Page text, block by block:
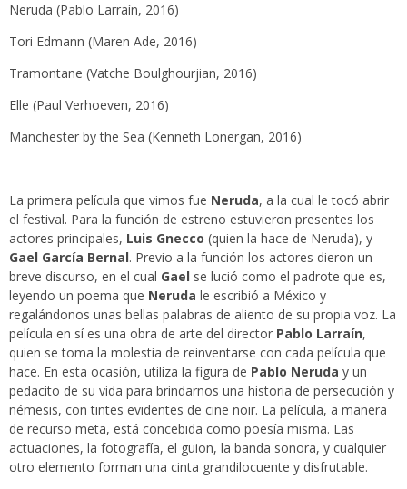
Neruda (Pablo Larraín, 2016)
Tori Edmann (Maren Ade, 2016)
Tramontane (Vatche Boulghourjian, 2016)
Elle (Paul Verhoeven, 2016)
Manchester by the Sea (Kenneth Lonergan, 2016)
La primera película que vimos fue Neruda, a la cual le tocó abrir
el festival. Para la función de estreno estuvieron presentes los
actores principales, Luis Gnecco (quien la hace de Neruda), y
Gael García Bernal. Previo a la función los actores dieron un
breve discurso, en el cual Gael se lució como el padrote que es,
leyendo un poema que Neruda le escribió a México y
regalándonos unas bellas palabras de aliento de su propia voz. La
película en sí es una obra de arte del director Pablo Larraín,
quien se toma la molestia de reinventarse con cada película que
hace. En esta ocasión, utiliza la figura de Pablo Neruda y un
pedacito de su vida para brindarnos una historia de persecución y
némesis, con tintes evidentes de cine noir. La película, a manera
de recurso meta, está concebida como poesía misma. Las
actuaciones, la fotografía, el guion, la banda sonora, y cualquier
otro elemento forman una cinta grandilocuente y disfrutable.